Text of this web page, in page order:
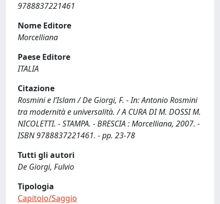
9788837221461
Nome Editore
Morcelliana
Paese Editore
ITALIA
Citazione
Rosmini e l’Islam / De Giorgi, F. - In: Antonio Rosmini
tra modernità e universalità. / A CURA DI M. DOSSI M.
NICOLETTI. - STAMPA. - BRESCIA : Morcelliana, 2007. -
ISBN 9788837221461. - pp. 23-78
Tutti gli autori
De Giorgi, Fulvio
Tipologia
Capitolo/Saggio